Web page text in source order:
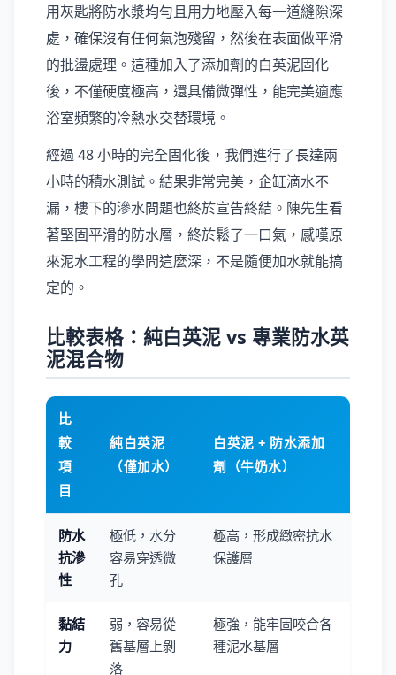
用灰匙將防水漿均勻且用力地壓入每一道縫隙深
處，確保沒有任何氣泡殘留，然後在表面做平滑
的批盪處理。這種加入了添加劑的白英泥固化
後，不僅硬度極高，還具備微彈性，能完美適應
浴室頻繁的冷熱水交替環境。
經過 48 小時的完全固化後，我們進行了長達兩
小時的積水測試。結果非常完美，企缸滴水不
漏，樓下的滲水問題也終於宣告終結。陳先生看
著堅固平滑的防水層，終於鬆了一口氣，感嘆原
來泥水工程的學問這麼深，不是隨便加水就能搞
定的。
比較表格：純白英泥 vs 專業防水英
泥混合物
比
較
項
目
純白英泥
（僅加水）
白英泥 + 防水添加
劑（牛奶水）
防水
抗滲
性
極低，水分
容易穿透微
孔
極高，形成緻密抗水
保護層
黏結
力
弱，容易從
舊基層上剝
落
極強，能牢固咬合各
種泥水基層